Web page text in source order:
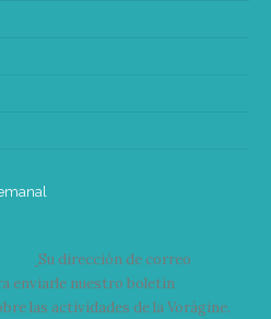
Su dirección de correo
enviarle nuestro boletín
las actividades de la Vorágine.